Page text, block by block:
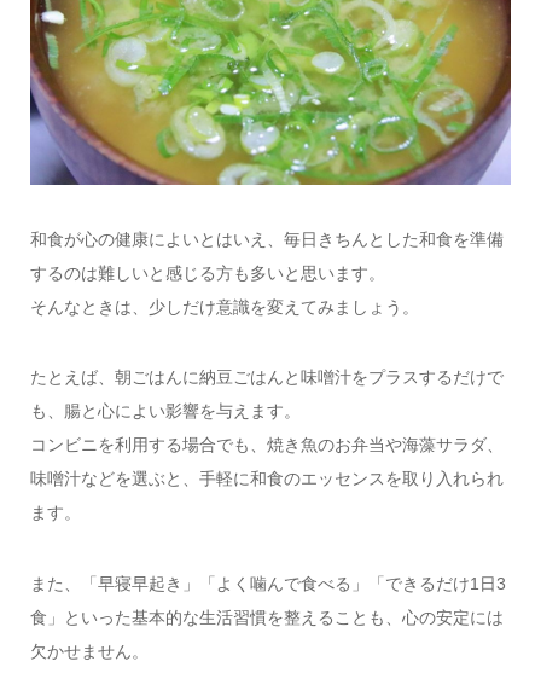
和食が心の健康によいとはいえ、毎日きちんとした和食を準備
するのは難しいと感じる方も多いと思います。
そんなときは、少しだけ意識を変えてみましょう。
たとえば、朝ごはんに納豆ごはんと味噌汁をプラスするだけで
も、腸と心によい影響を与えます。
コンビニを利用する場合でも、焼き魚のお弁当や海藻サラダ、
味噌汁などを選ぶと、手軽に和食のエッセンスを取り入れられ
ます。
また、「早寝早起き」「よく噛んで食べる」「できるだけ1日3
食」といった基本的な生活習慣を整えることも、心の安定には
欠かせません。